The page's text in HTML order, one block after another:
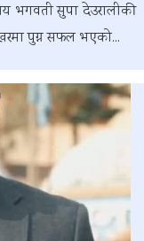
भगवती सुपा देउरालीकी
पुग्न सफल भएको...